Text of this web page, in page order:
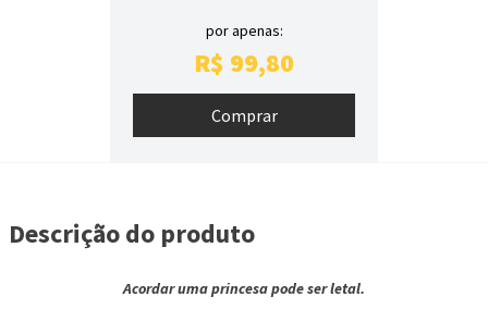
por apenas:
R$ 99,80
Descrição do produto
Acordar uma princesa pode ser letal.